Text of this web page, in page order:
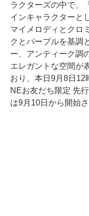
ラクターズの中で、
インキャラクターと
マイメロディとクロ
クとパープルを基調
ー、アンティーク調
エレガントな空間が
おり、本日9月8日12
NEお友だち限定 先
は9月10日から開始さ